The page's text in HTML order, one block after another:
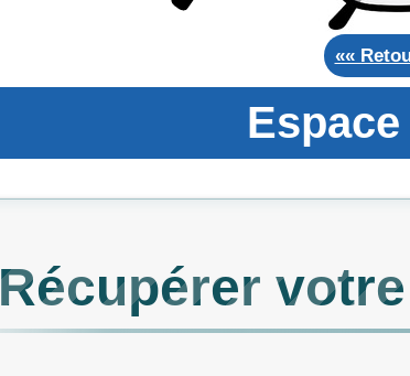
««
Espace
Récupérer